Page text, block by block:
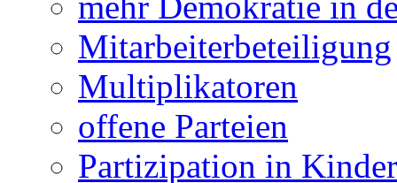
Mitarbeiterbeteiligung
Multiplikatoren
offene Parteien
Partizipation in